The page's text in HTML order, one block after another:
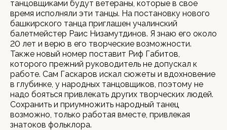
танцовщиками будут ветераны, которые в свое
время исполняли эти танцы. На постановку нового
башкирского танца приглашен учалинский
балетмейстер Раис Низамутдинов. Я знаю его около
20 лет и верю в его творческие возможности.
Также новый номер поставит Риф Габитов,
которого прежний руководитель не допускал к
работе. Сам Гаскаров искал сюжеты и вдохновение
в глубинке, у народных танцовщиков, поэтому не
надо бояться привлекать других творческих людей.
Сохранить и приумножить народный танец
возможно, только работая вместе, привлекая
знатоков фольклора.